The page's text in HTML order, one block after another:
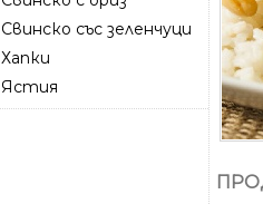
Свинско със зеленчуци
Хапки
Ястия